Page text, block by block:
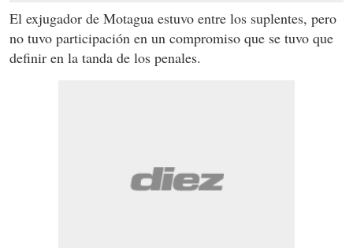
El exjugador de Motagua estuvo entre los suplentes, pero
no tuvo participación en un compromiso que se tuvo que
definir en la tanda de los penales.